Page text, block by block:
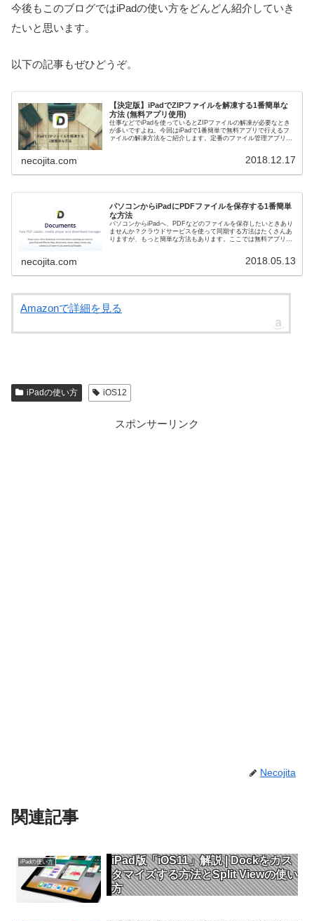
今後もこのブログではiPadの使い方をどんどん紹介していき
たいと思います。
以下の記事もぜひどうぞ。
【決定版】iPadでZIPファイルを解凍する1番簡単な
方法 (無料アプリ使用)
仕事などでiPadを使っているとZIPファイルの解凍が必要なとき
が多いですよね。今回はiPadで1番簡単で無料アプリで行えるフ
ァイルの解凍方法をご紹介します。定番のファイル管理アプリ
necojita.com 2018.12.17
パソコンからiPadにPDFファイルを保存する1番簡単
な方法
パソコンからiPadへ、PDFなどのファイルを保存したいときあり
ませんか？クラウドサービスを使って同期する方法はたくさんあ
りますが、もっと簡単な方法もあります。ここでは無料アプリ1
necojita.com 2018.05.13
Amazonで詳細を見る
iPadの使い方 iOS12
スポンサーリンク
Necojita
関連記事
iPadの使い方
iPad版「iOS11」解説 | Dockをカス
タマイズする方法とSplit Viewの使い
方